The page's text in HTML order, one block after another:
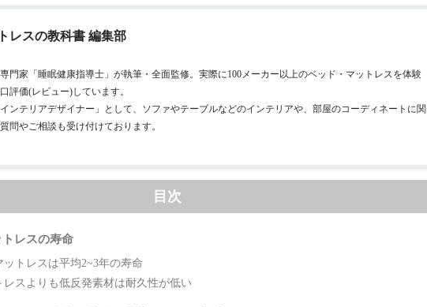
レスの教科書 編集部
門家「睡眠健康指導士」が執筆・全面監修。実際に100メーカー以上のベッド・マットレスを体験
評価(レビュー)しています。
ンテリアデザイナー」として、ソファやテーブルなどのインテリアや、部屋のコーディネートに関
問やご相談も受け付けております。
目次
レスの寿命
ットレスは平均2~3年の寿命
レスよりも低反発素材は耐久性が低い